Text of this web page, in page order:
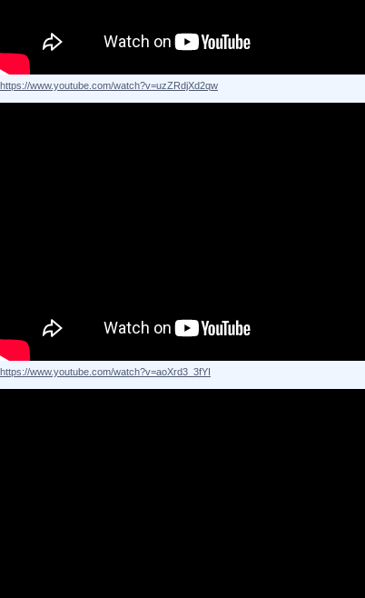
https://www.youtube.com/watch?v=uzZRdjXd2qw
https://www.youtube.com/watch?v=aoXrd3_3fYI